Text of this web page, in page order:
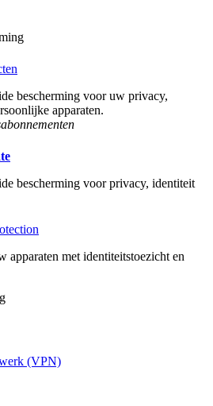
bescherming voor uw privacy,
apparaten.​
bescherming voor privacy, identiteit
apparaten met identiteitstoezicht en
(VPN)